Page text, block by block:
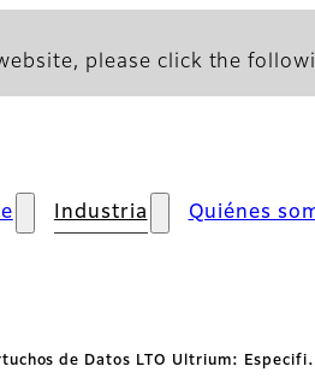
please click the
Industria Quiénes
de Datos LTO Ultrium: